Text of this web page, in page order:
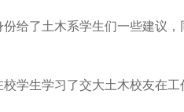
了土木系学生们一些建议，
生学习了交大土木校友在工